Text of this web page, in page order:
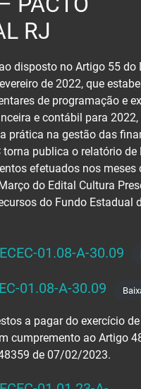
RJ
disposto no Artigo 55 do
de 2022, que
de programação e
e contábil para 2022,
prática na gestão das
torna publica o relatório de
efetuados nos meses
do Edital Cultura
do Fundo Estadual
01.08-A-30.09
01.08-A-30.09
a pagar do exercício
cumpremento ao Artigo
de 07/02/2023.